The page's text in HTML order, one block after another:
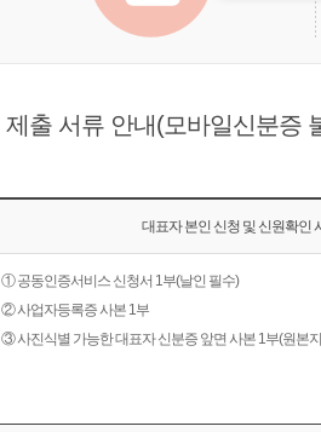
제출 서류 안내(모바일신분증
대표자 본인 신청 및 신원확인 시
① 공동인증서비스 신청서 1부(날인 필수)
② 사업자등록증 사본 1부
③ 사진식별 가능한 대표자 신분증 앞면 사본 1부(원본